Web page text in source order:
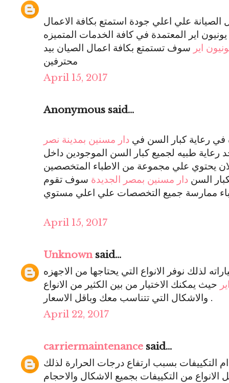
علي اعلي جودة استمتع بكافة الاعمال
اير المعتمدة في كافة الخدمات المتميزه
اير سوف تستمتع بكافة اعمال الصيان بيد
محترفين
April 15, 2017
Anonymous said...
رعاية كبار السن في دار مسنين بمدينة نصر
رعاية طبيه لجميع كبار السن الموجودين داخل
يحتوي علي مجموعة من الاطباء المتخصصين
السن دار مسنين بمصر الجديدة سوف تقوم
April 15, 2017
Unknownsaid...
لذلك نوفر الانواع التي يحتاجها من الاجهزه
حيث يمكنك الاختيار من بين الكثير من الانواع
والاشكال التي تتناسب معك وباقل الاسعار .
April 22, 2017
carriermaintenance said...
التكييفات بسبب ارتفاع درجات الحرارة لذلك
من التكييفات بجميع الاشكال والاحجام